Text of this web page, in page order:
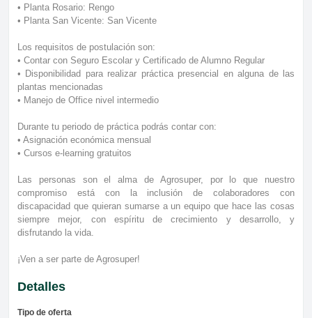
• Planta Rosario: Rengo
• Planta San Vicente: San Vicente
Los requisitos de postulación son:
• Contar con Seguro Escolar y Certificado de Alumno Regular
• Disponibilidad para realizar práctica presencial en alguna de las
plantas mencionadas
• Manejo de Office nivel intermedio
Durante tu periodo de práctica podrás contar con:
• Asignación económica mensual
• Cursos e-learning gratuitos
Las personas son el alma de Agrosuper, por lo que nuestro
compromiso está con la inclusión de colaboradores con
discapacidad que quieran sumarse a un equipo que hace las cosas
siempre mejor, con espíritu de crecimiento y desarrollo, y
disfrutando la vida.
¡Ven a ser parte de Agrosuper!
Detalles
Tipo de oferta